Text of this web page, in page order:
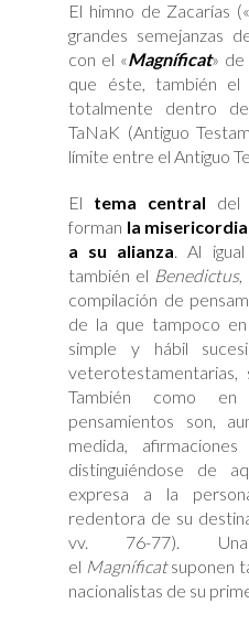
El himno de Zacarías («
grandes semejanzas
con el «Magníficat» de
que éste, también el
totalmente dentro
TaNaK (Antiguo
límite entre el Antiguo
El tema central del
forman la
a su alianza. Al
también el Benedictus,
compilación de
de la que tampoco
simple y hábil
veterotestamentarias,
También como
pensamientos son,
medida,
distinguiéndose de
expresa a la
redentora de su
vv. 76-77).
el Magníficatsuponen
nacionalistas de su